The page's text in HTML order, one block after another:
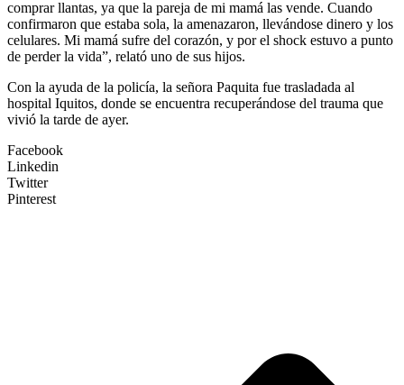
comprar llantas, ya que la pareja de mi mamá las vende. Cuando
confirmaron que estaba sola, la amenazaron, llevándose dinero y los
celulares. Mi mamá sufre del corazón, y por el shock estuvo a punto
de perder la vida”, relató uno de sus hijos.
Con la ayuda de la policía, la señora Paquita fue trasladada al
hospital Iquitos, donde se encuentra recuperándose del trauma que
vivió la tarde de ayer.
Facebook
Linkedin
Twitter
Pinterest